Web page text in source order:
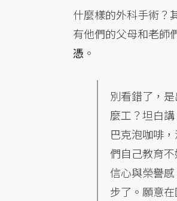
什麼樣的外科手術？
有他們的父母和老師
憑 。
別看錯了，
麼工？坦白
巴克泡咖啡
們自己教育
信心與榮譽
步了。願意